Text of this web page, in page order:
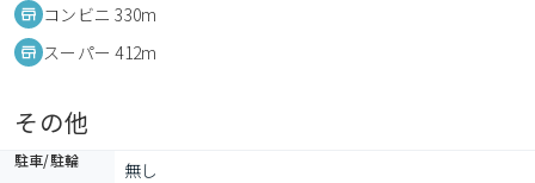
コンビニ 330m
スーパー 412m
その他
駐車/駐輪 無し